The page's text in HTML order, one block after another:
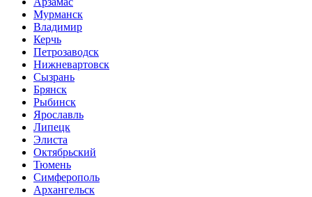
Мурманск
Владимир
Керчь
Петрозаводск
Нижневартовск
Сызрань
Брянск
Рыбинск
Ярославль
Липецк
Элиста
Октябрьский
Тюмень
Симферополь
Архангельск